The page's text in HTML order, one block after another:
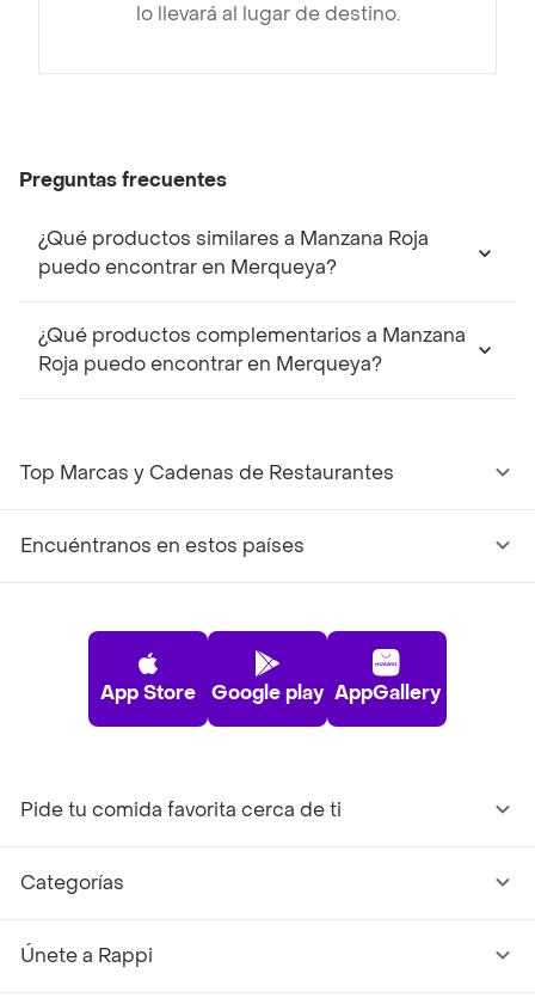
lo llevará al lugar de destino.
Preguntas frecuentes
¿Qué productos similares a Manzana Roja
puedo encontrar en Merqueya?
¿Qué productos complementarios a Manzana
Roja puedo encontrar en Merqueya?
Top Marcas y Cadenas de Restaurantes
Encuéntranos en estos países
App Store Google play AppGallery
Pide tu comida favorita cerca de ti
Categorías
Únete a Rappi